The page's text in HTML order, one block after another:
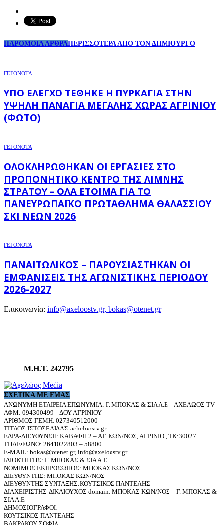
ΠΑΡΟΜΟΙΑ ΑΡΘΡΑΠΕΡΙΣΣΟΤΕΡΑ ΑΠΟ ΤΟΝ ΔΗΜΙΟΥΡΓΟ
ΓΕΓΟΝΟΤΑ
ΥΠΌ ΈΛΕΓΧΟ ΤΈΘΗΚΕ Η ΠΥΡΚΑΓΙΆ ΣΤΗΝ
ΥΨΗΛΉ ΠΑΝΑΓΙΆ ΜΕΓΆΛΗΣ ΧΏΡΑΣ ΑΓΡΙΝΊΟΥ
(ΦΩΤΌ)
ΓΕΓΟΝΟΤΑ
ΟΛΟΚΛΗΡΏΘΗΚΑΝ ΟΙ ΕΡΓΑΣΊΕΣ ΣΤΟ
ΠΡΟΠΟΝΗΤΙΚΌ ΚΈΝΤΡΟ ΤΗΣ ΛΊΜΝΗΣ
ΣΤΡΆΤΟΥ – ΌΛΑ ΈΤΟΙΜΑ ΓΙΑ ΤΟ
ΠΑΝΕΥΡΩΠΑΪΚΌ ΠΡΩΤΆΘΛΗΜΑ ΘΑΛΆΣΣΙΟΥ
ΣΚΙ ΝΈΩΝ 2026
ΓΕΓΟΝΟΤΑ
ΠΑΝΑΙΤΩΛΙΚΌΣ – ΠΑΡΟΥΣΙΆΣΤΗΚΑΝ ΟΙ
ΕΜΦΑΝΊΣΕΙΣ ΤΗΣ ΑΓΩΝΙΣΤΙΚΉΣ ΠΕΡΙΌΔΟΥ
2026-2027
Επικοινωνία: info@axeloostv.gr, bokas@otenet.gr
Μ.Η.Τ. 242795
ΣΧΕΤΙΚΆ ΜΕ ΕΜΆΣ
ΑΝΩΝΥΜΗ ΕΤΑΙΡΕΙΑ ΕΠΩΝΥΜΙΑ: Γ. ΜΠΟΚΑΣ & ΣΙΑ Α.Ε – ΑΧΕΛΩΟΣ TV
ΑΦΜ: 094300499 – ΔΟΥ ΑΓΡΙΝΙΟΥ
ΑΡΙΘΜΟΣ ΓΕΜΗ: 027340512000
ΤΙΤΛΟΣ ΙΣΤΟΣΕΛΙΔΑΣ:acheloostv.gr
ΕΔΡΑ-ΔΙΕΥΘΥΝΣΗ: ΚΑΒΑΦΗ 2 – ΑΓ. ΚΩΝ/ΝΟΣ, ΑΓΡΙΝΙΟ , ΤΚ:30027
ΤΗΛΕΦΩΝΟ: 2641022803 – 58800
E-MAIL: bokas@otenet.gr, info@axeloostv.gr
ΙΔΙΟΚΤΗΤΗΣ: Γ. ΜΠΟΚΑΣ & ΣΙΑ Α.Ε
ΝΟΜΙΜΟΣ ΕΚΠΡΟΣΩΠΟΣ: ΜΠΟΚΑΣ ΚΩΝ/ΝΟΣ
ΔΙΕΥΘΥΝΤΗΣ: ΜΠΟΚΑΣ ΚΩΝ/ΝΟΣ
ΔΙΕΥΘΥΝΤΗΣ ΣΥΝΤΑΞΗΣ:ΚΟΥΤΣΙΚΟΣ ΠΑΝΤΕΛΗΣ
ΔΙΑΧΕΙΡΙΣΤΗΣ-ΔΙΚΑΙΟΥΧΟΣ domain: ΜΠΟΚΑΣ ΚΩΝ/ΝΟΣ – Γ. ΜΠΟΚΑΣ &
ΣΙΑ Α.Ε
ΔΗΜΟΣΙΟΓΡΑΦΟΙ:
ΚΟΥΤΣΙΚΟΣ ΠΑΝΤΕΛΗΣ
ΒΑΚΡΑΚΟΥ ΣΟΦΙΑ